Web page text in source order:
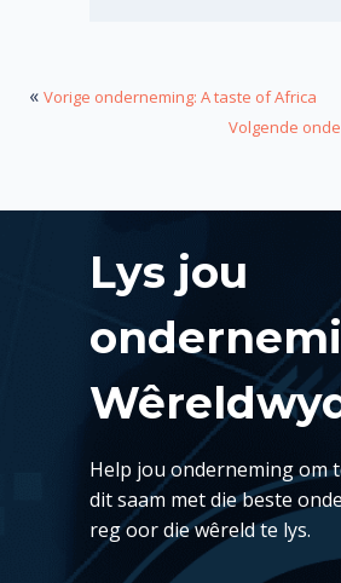
« Vorige onderneming: A taste of Africa
Volgende
Lys jou
Help jou onderneming om
dit saam met die beste
reg oor die wêreld te lys.